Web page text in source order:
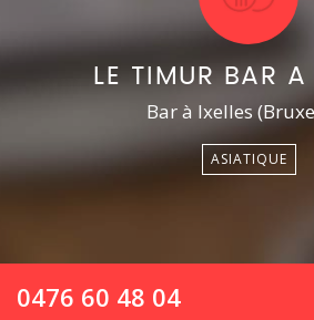
LE TIMUR BAR A
Bar à Ixelles
ASIATIQUE
0476 60 48 04